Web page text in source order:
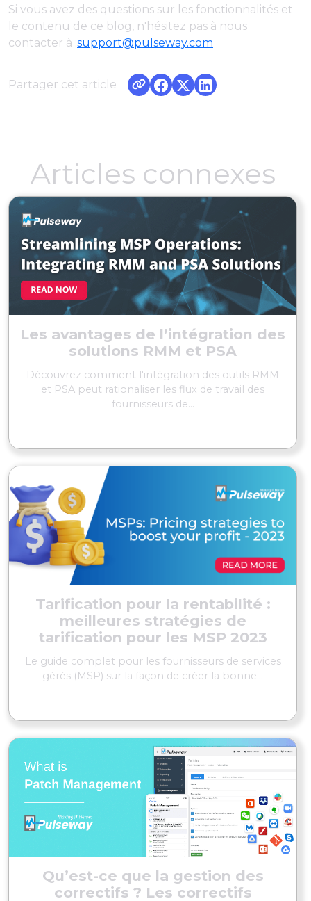
Si vous avez des questions sur les fonctionnalités et
le contenu de ce blog, n'hésitez pas à nous
contacter à :support@pulseway.com
Partager cet article
Articles connexes
Les avantages de l’intégration des
solutions RMM et PSA
Découvrez comment l'intégration des outils RMM
et PSA peut rationaliser les flux de travail des
fournisseurs de...
Tarification pour la rentabilité :
meilleures stratégies de
tarification pour les MSP 2023
Le guide complet pour les fournisseurs de services
gérés (MSP) sur la façon de créer la bonne...
Qu’est-ce que la gestion des
correctifs ? Les correctifs